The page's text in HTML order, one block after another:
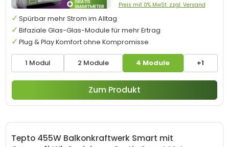
1 Modul 2 Module 4 Module +1
Preis mit 0% MwSt. zzgl. Versand
Spürbar mehr Strom im Alltag
Bifaziale Glas-Glas-Module für mehr Ertrag
Plug & Play Komfort ohne Kompromisse
Zum Produkt
Tepto 455W Balkonkraftwerk Smart mit